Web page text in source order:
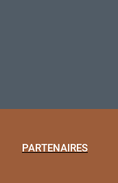
PARTENAIRES